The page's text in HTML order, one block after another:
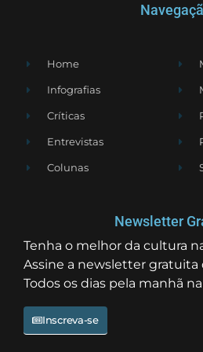
Home
Infografias
Críticas
Entrevistas
Colunas
Newsletter
Tenha o melhor da cultura
Assine a newsletter gratuita
Todos os dias pela manhã
Inscreva-se